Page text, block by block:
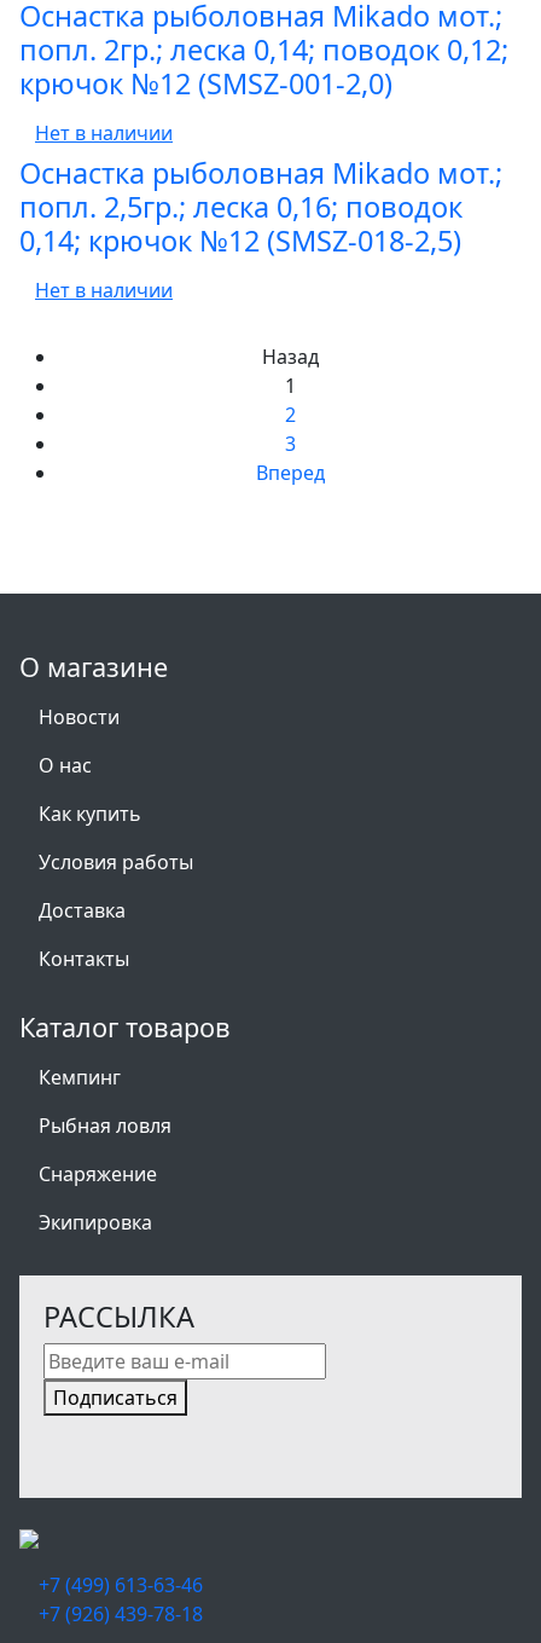
Оснастка рыболовная Mikado мот.;
попл. 2гр.; леска 0,14; поводок 0,12;
крючок №12 (SMSZ-001-2,0)
Нет в наличии
Оснастка рыболовная Mikado мот.;
попл. 2,5гр.; леска 0,16; поводок
0,14; крючок №12 (SMSZ-018-2,5)
Нет в наличии
Назад
1
2
3
Вперед
О магазине
Новости
О нас
Как купить
Условия работы
Доставка
Контакты
Каталог товаров
Кемпинг
Рыбная ловля
Снаряжение
Экипировка
РАССЫЛКА
Подписаться
+7 (499) 613-63-46
+7 (926) 439-78-18